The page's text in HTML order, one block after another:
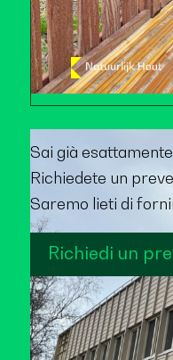
Sai già
Richiedete un
Saremo lieti di
Richiedi un